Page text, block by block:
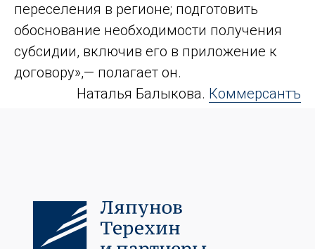
переселения в регионе; подготовить
обоснование необходимости получения
субсидии, включив его в приложение к
договору»,— полагает он.
Наталья Балыкова. Коммерсантъ